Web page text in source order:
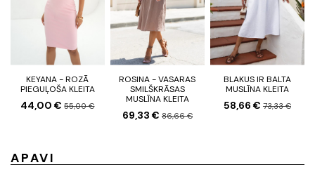
KEYANA - ROZĀ
PIEGUĻOŠA KLEITA
44,00 €55,00 €
ROSINA - VASARAS
SMILŠKRĀSAS
MUSLĪNA KLEITA
69,33 € 86,66 €
BLAKUS IR BALTA
MUSLĪNA KLEITA
58,66 € 73,33 €
APAVI